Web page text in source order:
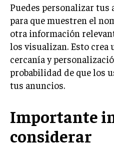
GESTIÓN DEL
NEGOCIACIÓN Y
DERECHO
ÉXITO EMPRESARIAL
NEGOCIOS
ESTRATEGIAS DE
MARKETING B2B
Puedes personalizar
para que muestren el
otra información
los visualizan. Esto crea
cercanía y
probabilidad de que los
tus anuncios.
Importante
considerar